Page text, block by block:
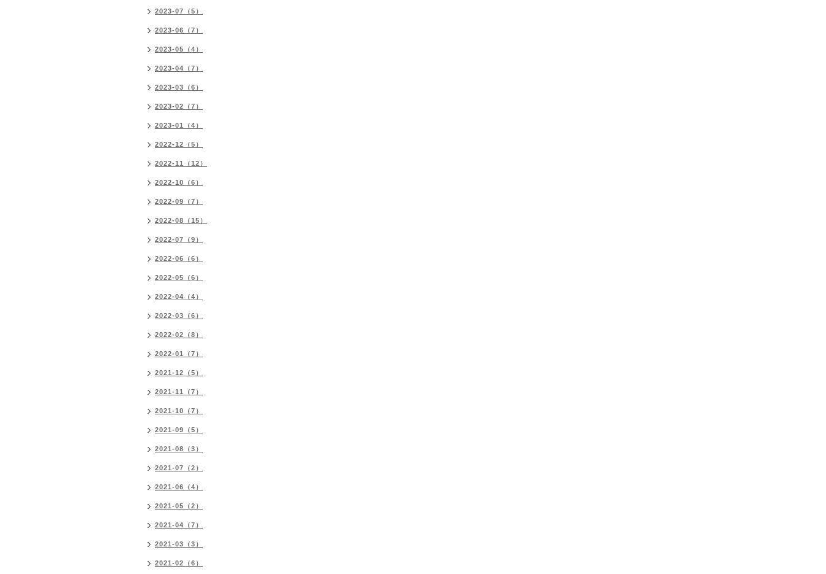
2023-07（5）
2023-06（7）
2023-05（4）
2023-04（7）
2023-03（6）
2023-02（7）
2023-01（4）
2022-12（5）
2022-11（12）
2022-10（6）
2022-09（7）
2022-08（15）
2022-07（9）
2022-06（6）
2022-05（6）
2022-04（4）
2022-03（6）
2022-02（8）
2022-01（7）
2021-12（5）
2021-11（7）
2021-10（7）
2021-09（5）
2021-08（3）
2021-07（2）
2021-06（4）
2021-05（2）
2021-04（7）
2021-03（3）
2021-02（6）